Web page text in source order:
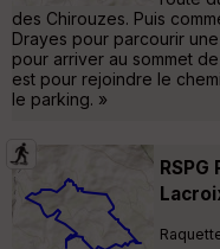
des Chirouzes. Puis
Drayes pour parcourir
pour arriver au sommet
est pour rejoindre le
le parking. »